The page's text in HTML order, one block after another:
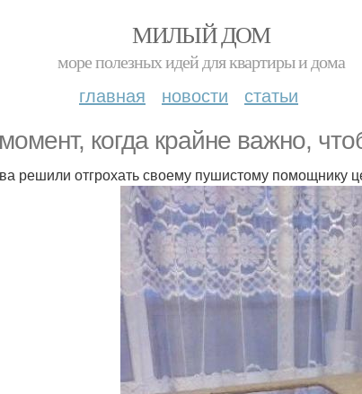
МИЛЫЙ ДОМ
море полезных идей для квартиры и дома
главная новости статьи
когда крайне важно,
решили отгрохать своему пушистому помощнику